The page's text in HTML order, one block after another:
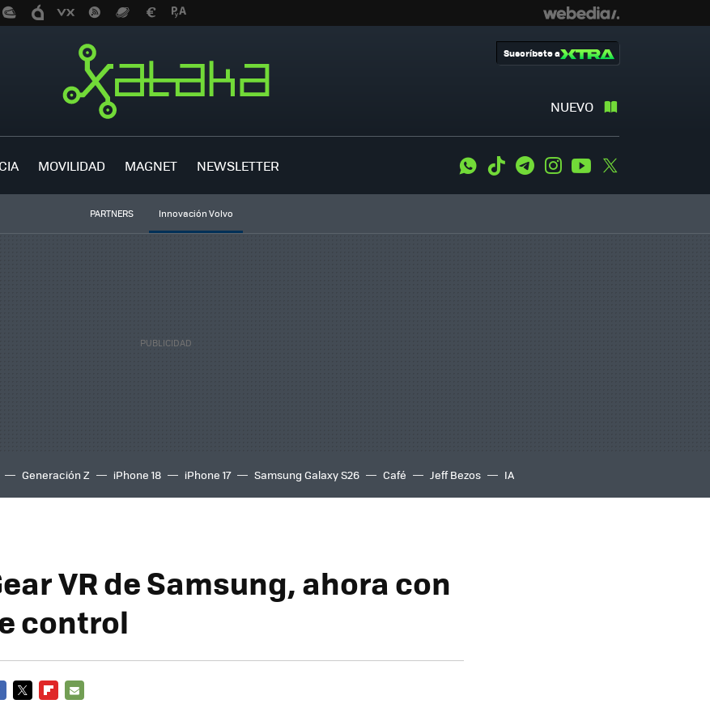
NUEVO
Suscríbete a
MOVILIDAD MAGNET NEWSLETTER WhatsApp
Tiktok TelegramInstagramYoutube
PARTNERS Innovación Volvo
Generación Z iPhone 18 iPhone 17 Samsung Galaxy S26 Café Jeff Bezos IA
VR de Samsung, ahora con
control